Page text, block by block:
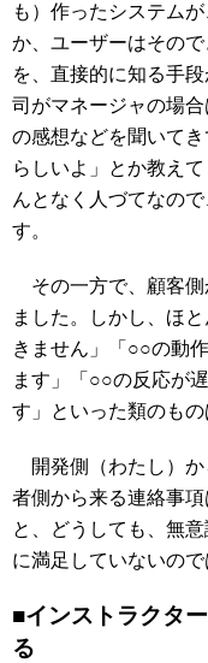
も）作ったシステム
か、ユーザーはその
を、直接的に知る手
司がマネージャの場
の感想などを聞いて
らしいよ」とか教え
んとなく人づてなの
す。
その一方で、顧客側
ました。しかし、ほ
きません」「○○の動
ます」「○○の反応が
す」といった類のもの
開発側（わたし）か
者側から来る連絡事
と、どうしても、無
に満足していないの
■インストラクタ
る